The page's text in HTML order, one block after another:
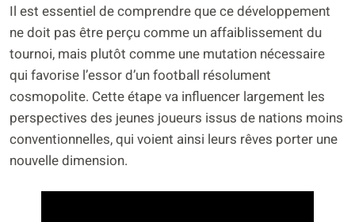
Il est essentiel de comprendre que ce développement
ne doit pas être perçu comme un affaiblissement du
tournoi, mais plutôt comme une mutation nécessaire
qui favorise l’essor d’un football résolument
cosmopolite. Cette étape va influencer largement les
perspectives des jeunes joueurs issus de nations moins
conventionnelles, qui voient ainsi leurs rêves porter une
nouvelle dimension.